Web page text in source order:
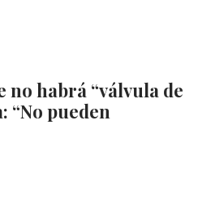
no habrá “válvula de
“No pueden